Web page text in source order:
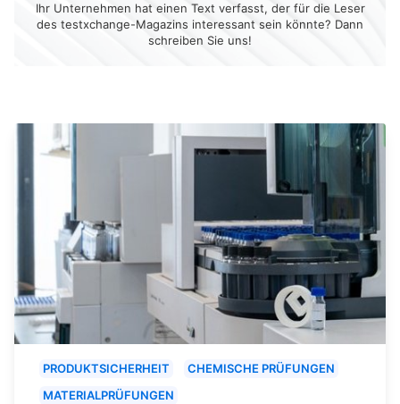
Ihr Unternehmen hat einen Text verfasst, der für die Leser
des testxchange-Magazins interessant sein könnte? Dann
schreiben Sie uns!
PRODUKTSICHERHEIT
CHEMISCHE PRÜFUNGEN
MATERIALPRÜFUNGEN